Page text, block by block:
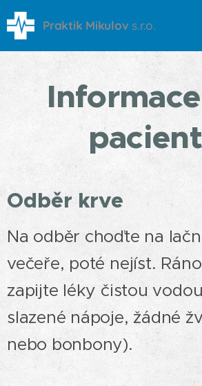
Praktik Mikulov s.r.o.
Odběr krve
Na odběr choďte na
večeře, poté nejíst.
zapijte léky čistou
slazené nápoje, žádné
nebo bonbony).